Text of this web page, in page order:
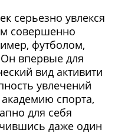
серьезно увлекся
совершенно
футболом,
впервые для
вид активити
увлечений
спорта,
для себя
даже один